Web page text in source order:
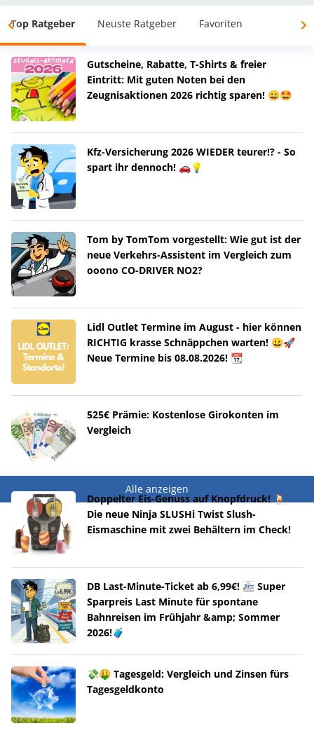
Top Ratgeber Neuste Ratgeber Favoriten
Gutscheine, Rabatte, T-Shirts & freier
Eintritt: Mit guten Noten bei den
Zeugnisaktionen 2026 richtig sparen! 😀🤩
Kfz-Versicherung 2026 WIEDER teurer!? - So
spart ihr dennoch! 🚗💡
Tom by TomTom vorgestellt: Wie gut ist der
neue Verkehrs-Assistent im Vergleich zum
ooono CO-DRIVER NO2?
Lidl Outlet Termine im August - hier können
RICHTIG krasse Schnäppchen warten! 😀🚀
Neue Termine bis 08.08.2026! 📆
525€ Prämie: Kostenlose Girokonten im
Vergleich
Alle anzeigen
Doppelter Eis-Genuss auf Knopfdruck! 🍹
Die neue Ninja SLUSHi Twist Slush-
Eismaschine mit zwei Behältern im Check!
DB Last-Minute-Ticket ab 6,99€! 🚈 Super
Sparpreis Last Minute für spontane
Bahnreisen im Frühjahr &amp; Sommer
2026!🧳
💸🤑 Tagesgeld: Vergleich und Zinsen fürs
Tagesgeldkonto